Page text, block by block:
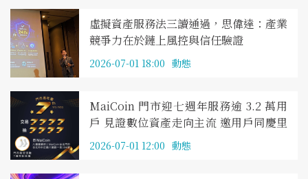
虛擬資產服務法三讀通過，思偉達：產業
競爭力在於鏈上風控與信任驗證
2026-07-01 18:00 動態
MaiCoin 門市迎七週年服務逾 3.2 萬用
戶 見證數位資產走向主流 邀用戶同慶里
程碑 交易達指定門檻最高抽等值新台幣
2026-07-01 12:00 動態